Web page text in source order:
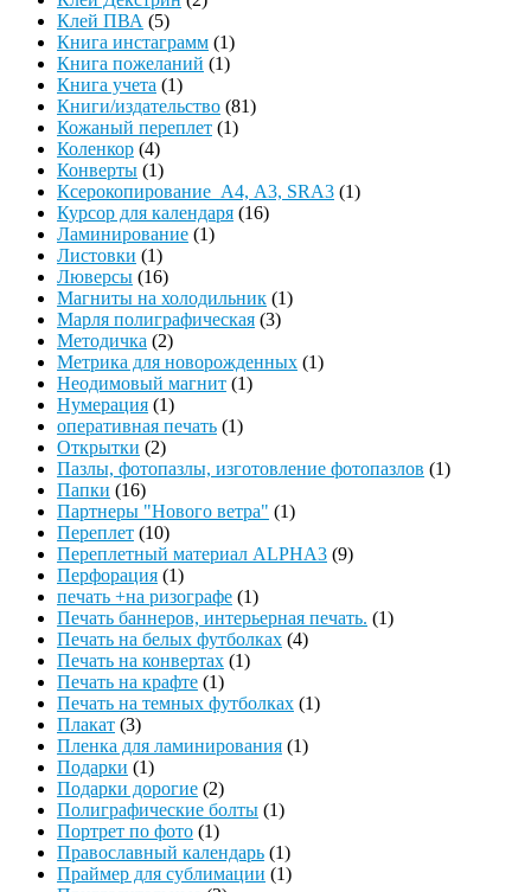
Клей ПВА (5)
Книга инстаграмм (1)
Книга пожеланий (1)
Книга учета (1)
Книги/издательство (81)
Кожаный переплет (1)
Коленкор (4)
Конверты (1)
Ксерокопирование А4, А3, SRA3 (1)
Курсор для календаря (16)
Ламинирование (1)
Листовки (1)
Люверсы (16)
Магниты на холодильник (1)
Марля полиграфическая (3)
Методичка (2)
Метрика для новорожденных (1)
Неодимовый магнит (1)
Нумерация (1)
оперативная печать (1)
Открытки (2)
Пазлы, фотопазлы, изготовление фотопазлов (1)
Папки (16)
Партнеры "Нового ветра" (1)
Переплет (10)
Переплетный материал ALPHA3 (9)
Перфорация (1)
печать +на ризографе (1)
Печать баннеров, интерьерная печать. (1)
Печать на белых футболках (4)
Печать на конвертах (1)
Печать на крафте (1)
Печать на темных футболках (1)
Плакат (3)
Пленка для ламинирования (1)
Подарки (1)
Подарки дорогие (2)
Полиграфические болты (1)
Портрет по фото (1)
Православный календарь (1)
Праймер для сублимации (1)